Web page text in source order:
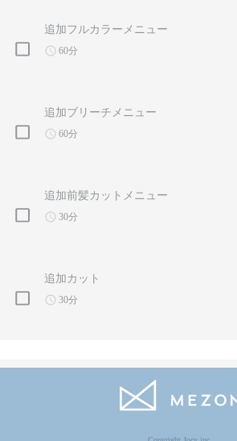
追加フルカラーメニュー
60分
追加ブリーチメニュー
60分
追加前髪カットメニュー
30分
追加カット
30分